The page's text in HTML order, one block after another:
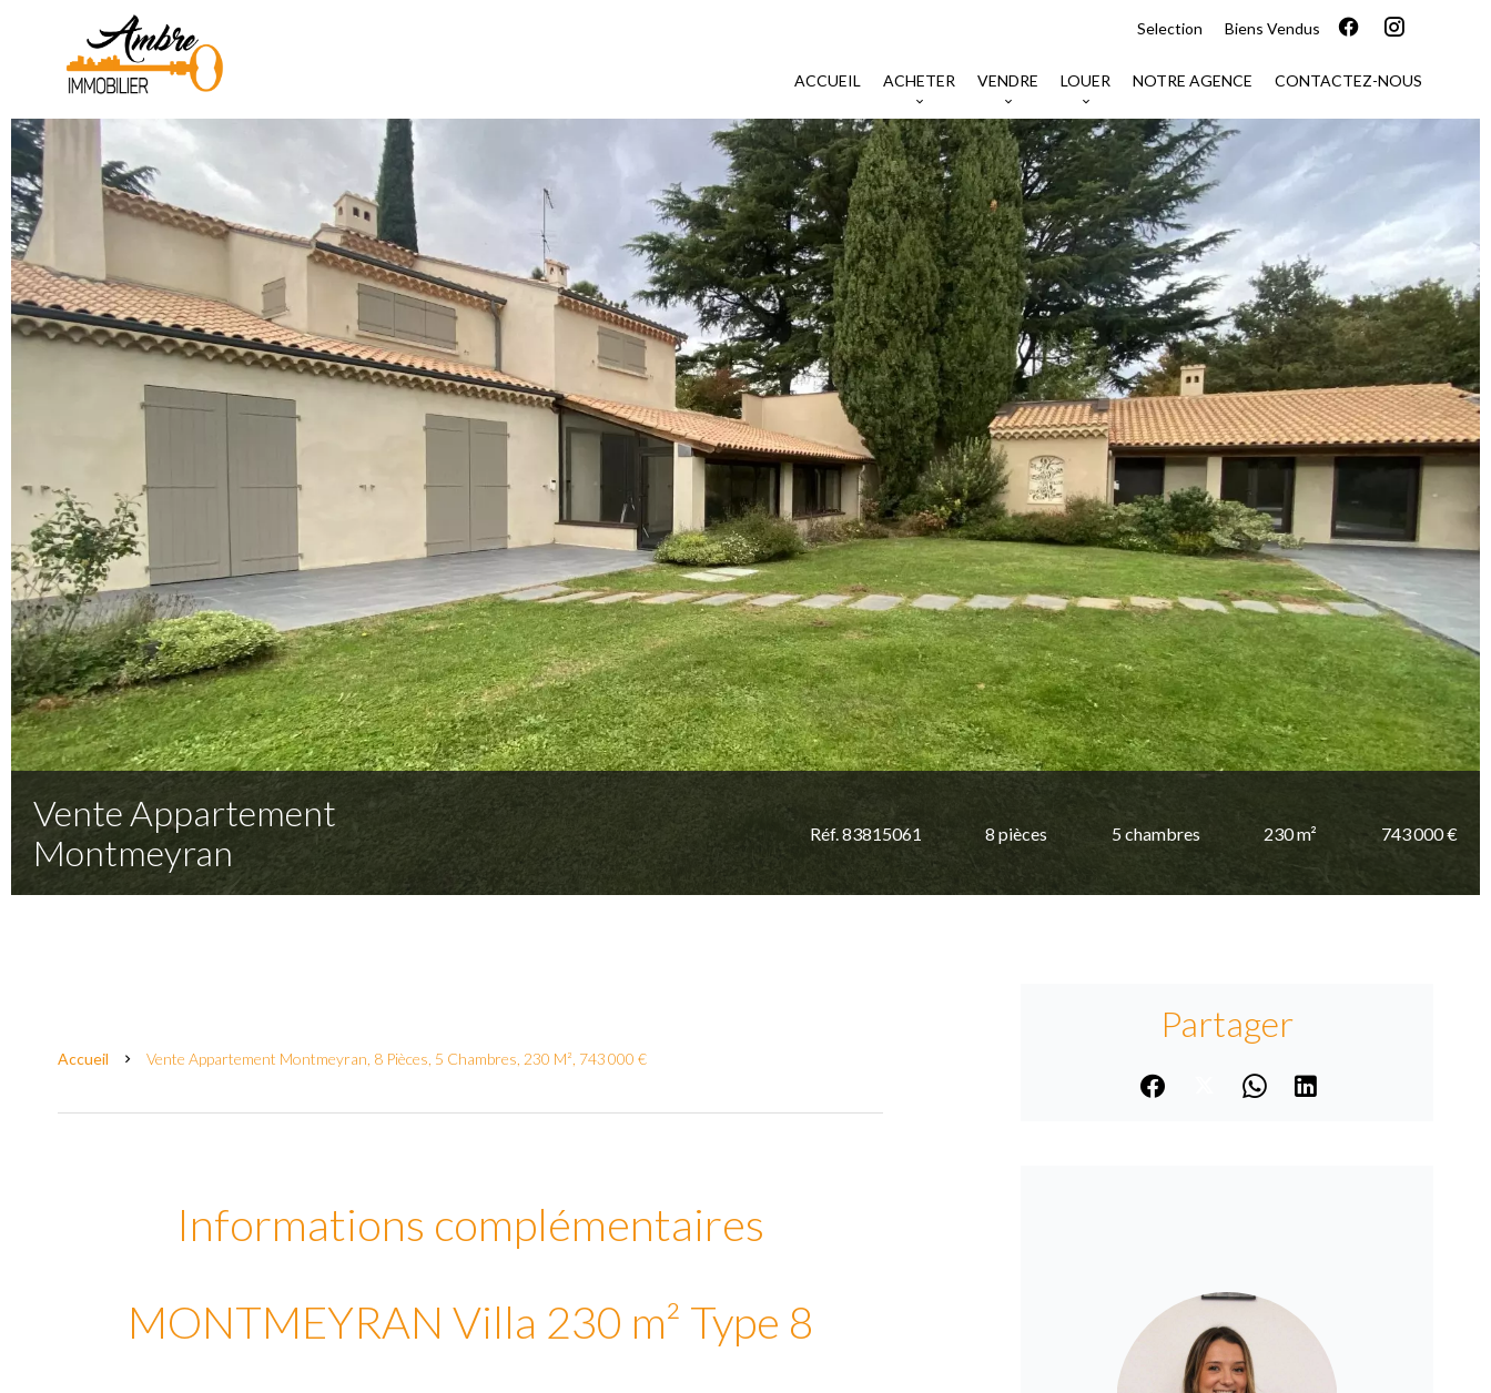
Selection Biens Vendus
ACCUEIL ACHETER VENDRE LOUER NOTRE AGENCE CONTACTEZ-NOUS
Vente Appartement
Montmeyran
Réf. 83815061 8 pièces 5 chambres 230 m² 743 000 €
Accueil Vente Appartement Montmeyran, 8 Pièces, 5 Chambres, 230 M², 743 000 €
Informations complémentaires
MONTMEYRAN Villa 230 m² Type 8
Partager